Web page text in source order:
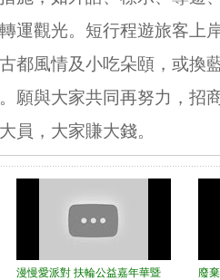
運觀光。短行程遊旅客上
都風情及小吃朵頤，或換
願與大家共同再努力，招
員，大家賺大錢。
漫慢愛派對 扶輪公益嘉年華暨
廢